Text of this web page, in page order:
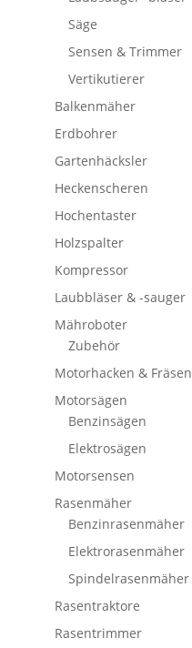
Säge
Sensen & Trimmer
Vertikutierer
Balkenmäher
Erdbohrer
Gartenhäcksler
Heckenscheren
Hochentaster
Holzspalter
Kompressor
Laubbläser & -sauger
Mähroboter
Zubehör
Motorhacken & Fräsen
Motorsägen
Benzinsägen
Elektrosägen
Motorsensen
Rasenmäher
Benzinrasenmäher
Elektrorasenmäher
Spindelrasenmäher
Rasentraktore
Rasentrimmer